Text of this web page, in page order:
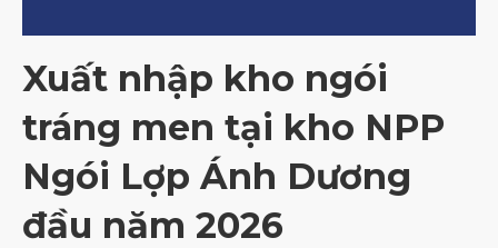
Xuất nhập kho ngói
tráng men tại kho NPP
Ngói Lợp Ánh Dương
đầu năm 2026